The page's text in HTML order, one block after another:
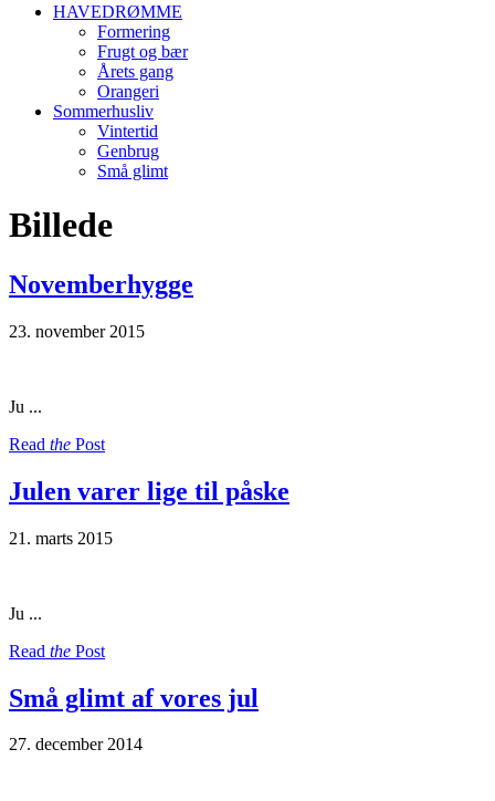
HAVEDRØMME
Formering
Frugt og bær
Årets gang
Orangeri
Sommerhusliv
Vintertid
Genbrug
Små glimt
Billede
Novemberhygge
23. november 2015
Ju ...
Read the Post
Julen varer lige til påske
21. marts 2015
Ju ...
Read the Post
Små glimt af vores jul
27. december 2014